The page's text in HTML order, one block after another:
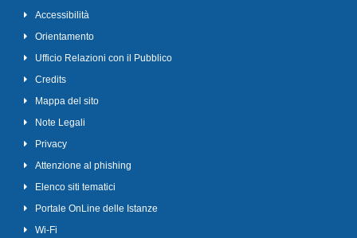
Accessibilità
Orientamento
Ufficio Relazioni con il Pubblico
Credits
Mappa del sito
Note Legali
Privacy
Attenzione al phishing
Elenco siti tematici
Portale OnLine delle Istanze
Wi-Fi